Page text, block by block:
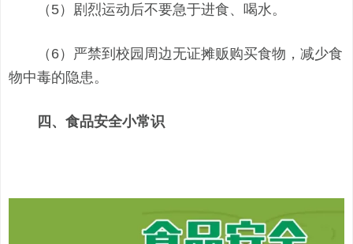
（5）剧烈运动后不要急于进食、喝水。
（6）严禁到校园周边无证摊贩购买食物，减少食
物中毒的隐患。
四、食品安全小常识